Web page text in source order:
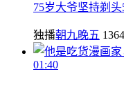
75岁大爷坚持剃
独播朝九晚五 1364
01:40